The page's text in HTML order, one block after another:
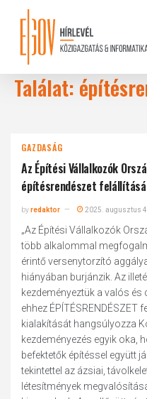
content
Találat:
GAZDASÁG
Az Építési Vállalkozók
építésrendészet
byredaktor 2025. augusztus 4.
„Az Építési Vállalkozók
több alkalommal
érintő versenytorzító
hiányában burjánzik. Az
kezdeményeztük a valós és
ehhez ÉPÍTÉSRENDÉSZET
kialakítását hangsúlyozza
kezdeményezés egyik oka,
befektetők építéssel együtt
tekintettel az ázsiai,
létesítmények